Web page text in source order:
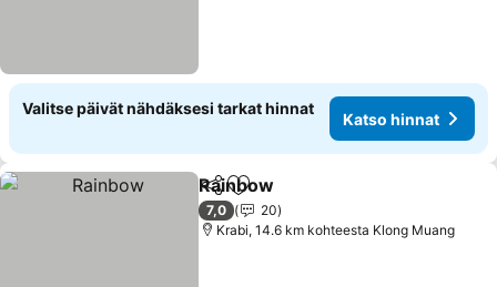
Valitse päivät nähdäksesi tarkat hinnat
Katso hinnat
Jaa Lisää suosikkeihin
Rainbow
7,0
20
Krabi, 14.6 km kohteesta Klong Muang